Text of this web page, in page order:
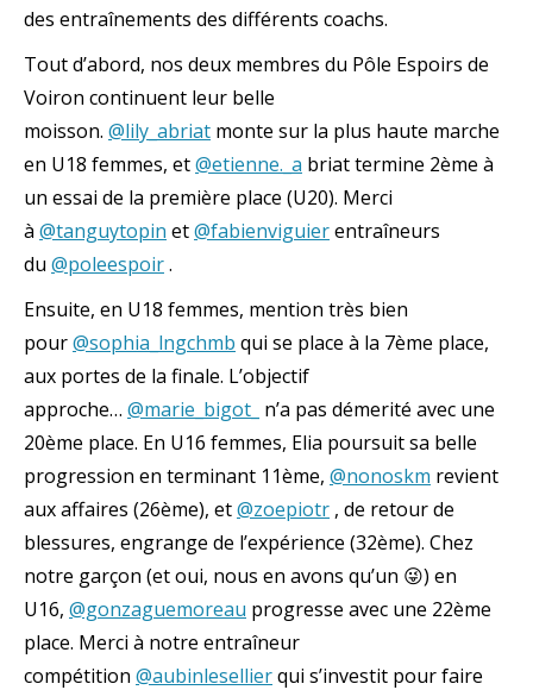
des entraînements des différents coachs.
Tout d’abord, nos deux membres du Pôle Espoirs de
Voiron continuent leur belle
moisson. @lily_abriat monte sur la plus haute marche
en U18 femmes, et@etienne._a briat termine 2ème à
un essai de la première place (U20). Merci
à @tanguytopin et@fabienviguierentraîneurs
du @poleespoir.
Ensuite, en U18 femmes, mention très bien
pour@sophia_lngchmb qui se place à la 7ème place,
aux portes de la finale. L’objectif
approche… @marie_bigot_ n’a pas démerité avec une
20ème place. En U16 femmes, Elia poursuit sa belle
progression en terminant 11ème, @nonoskm revient
aux affaires (26ème), et@zoepiotr , de retour de
blessures, engrange de l’expérience (32ème). Chez
notre garçon (et oui, nous en avons qu’un 😜) en
U16, @gonzaguemoreau progresse avec une 22ème
place. Merci à notre entraîneur
compétition @aubinlesellierqui s’investit pour faire